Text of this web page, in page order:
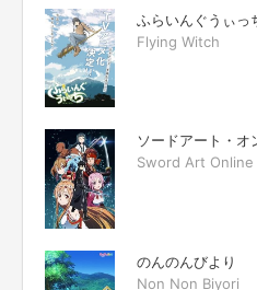
ふらいんぐうぃっ
Flying Witch
ソードアート・オ
Sword Art Online
のんのんびより
Non Non Biyori